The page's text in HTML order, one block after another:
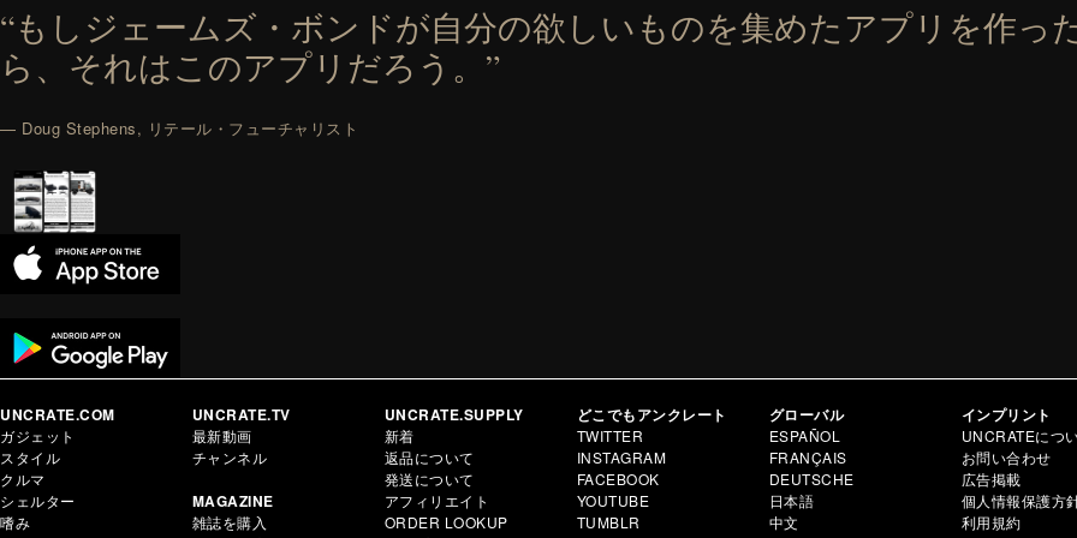
“もしジェームズ・ボンドが自分の欲しいものを集めたアプリを作っ
ら、それはこのアプリだろう。”
— Doug Stephens, リテール・フューチャリスト
UNCRATE.COM
ガジェット
スタイル
クルマ
シェルター
嗜み
UNCRATE.TV
最新動画
チャンネル
MAGAZINE
雑誌を購入
UNCRATE.SUPPLY
新着
返品について
発送について
アフィリエイト
ORDER LOOKUP
どこでもアンクレート
TWITTER
INSTAGRAM
FACEBOOK
YOUTUBE
TUMBLR
グローバル
ESPAÑOL
FRANÇAIS
DEUTSCHE
日本語
中文
インプリント
UNCRATEにつ
お問い合わせ
広告掲載
個人情報保護方
利用規約